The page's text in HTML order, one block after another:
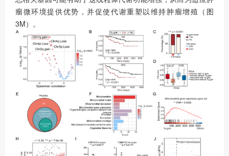
瘤微环境提供优势，并促使代谢重塑以维持肿瘤增殖（图
3M）。